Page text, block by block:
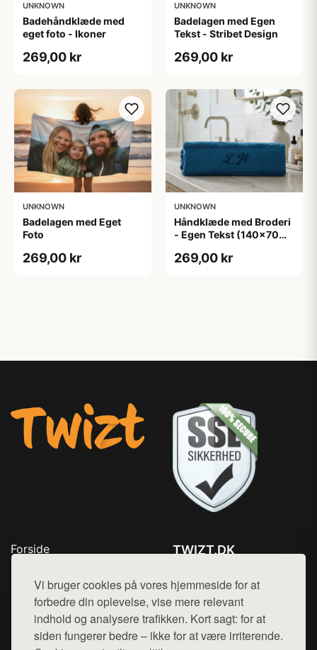
Vi bruger cookies på vores hjemmeside for at
forbedre din oplevelse, vise mere relevant
indhold og analysere trafikken. Kort sagt: for at
siden fungerer bedre – ikke for at være irriterende.
UNKNOWN
Badehåndklæde med
eget foto - Ikoner
269,00 kr
UNKNOWN
Badelagen med Egen
Tekst - Stribet Design
269,00 kr
UNKNOWN
Badelagen med Eget
Foto
269,00 kr
UNKNOWN
Håndklæde med Broderi
- Egen Tekst (140x70
269,00 kr
Forside
Top Rabatter
Kontakt
TWIZT.DK
Mail: hej@want.dk
Cookie- og privatlivspolitik